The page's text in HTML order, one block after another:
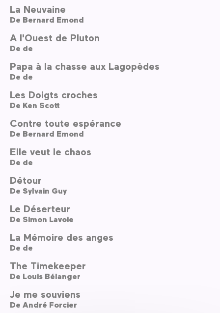
La Neuvaine
De Bernard Emond
A l'Ouest de Pluton
De de
Papa à la chasse aux Lagopèdes
De de
Les Doigts croches
De Ken Scott
Contre toute espérance
De Bernard Emond
Elle veut le chaos
De de
Détour
De Sylvain Guy
Le Déserteur
De Simon Lavoie
La Mémoire des anges
De de
The Timekeeper
De Louis Bélanger
Je me souviens
De André Forcier